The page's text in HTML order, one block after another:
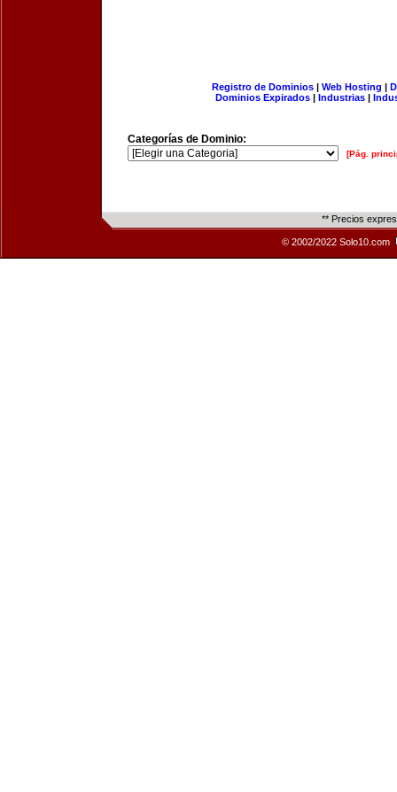
Registro de Dominios| Web Hosting |
Dominios Expirados | Industrias |
Categorías de Dominio:
[Pág.
** Precios
© 2002/2022 Solo10.com